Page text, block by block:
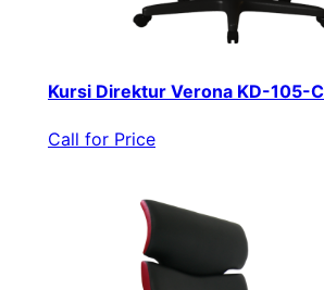
Kursi Direktur Verona KD-105-
Call for Price